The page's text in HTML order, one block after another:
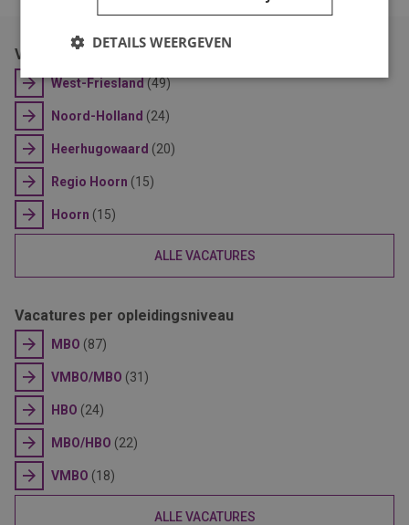
Vacatures per plaats
West-Friesland(49)
Noord-Holland (24)
Heerhugowaard (20)
Regio Hoorn (15)
Hoorn (15)
ALLE VACATURES
Vacatures per opleidingsniveau
MBO (87)
VMBO/MBO (31)
HBO (24)
MBO/HBO (22)
VMBO (18)
ALLE VACATURES
DETAILS WEERGEVEN